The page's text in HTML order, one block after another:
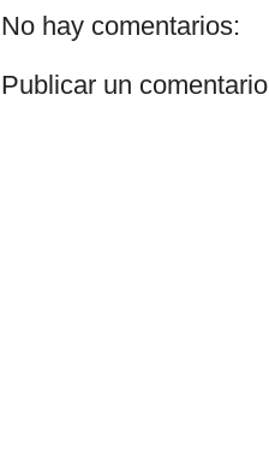
No hay comentarios:
Publicar un comentario